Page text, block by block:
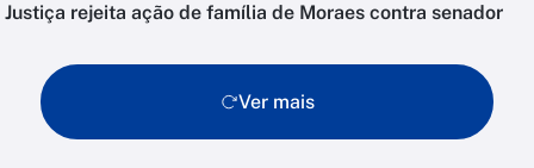
Justiça rejeita ação de família de Moraes contra senador
Ver mais